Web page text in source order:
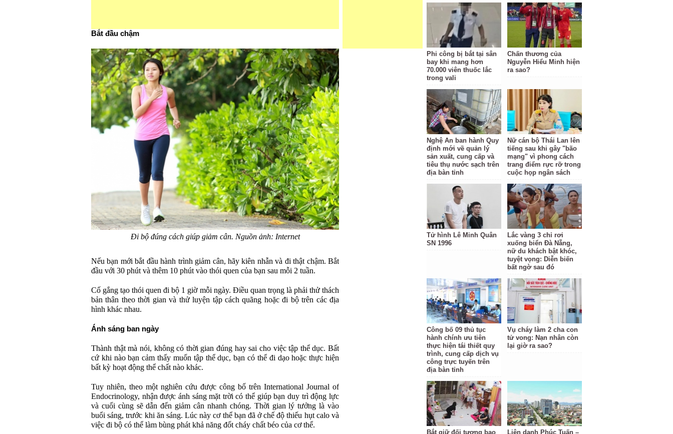
Bắt đầu chậm
Đi bộ đúng cách giúp giảm cân. Nguồn ảnh: Internet
Nếu bạn mới bắt đầu hành trình giảm cân, hãy kiên nhẫn và đi thật chậm. Bắt
đầu với 30 phút và thêm 10 phút vào thói quen của bạn sau mỗi 2 tuần.
Cố gắng tạo thói quen đi bộ 1 giờ mỗi ngày. Điều quan trọng là phải thử thách
bản thân theo thời gian và thử luyện tập cách quãng hoặc đi bộ trên các địa
hình khác nhau.
Ánh sáng ban ngày
Thành thật mà nói, không có thời gian đúng hay sai cho việc tập thể dục. Bất
cứ khi nào bạn cảm thấy muốn tập thể dục, bạn có thể đi dạo hoặc thực hiện
bất kỳ hoạt động thể chất nào khác.
Tuy nhiên, theo một nghiên cứu được công bố trên International Journal of
Endocrinology, nhận được ánh sáng mặt trời có thể giúp bạn duy trì động lực
và cuối cùng sẽ dẫn đến giảm cân nhanh chóng. Thời gian lý tưởng là vào
buổi sáng, trước khi ăn sáng. Lúc này cơ thể bạn đã ở chế độ thiếu hụt calo và
việc đi bộ có thể làm bùng phát khả năng đốt cháy chất béo của cơ thể.
Phi công bị bắt tại sân
bay khi mang hơn
70.000 viên thuốc lắc
trong vali
Chấn thương của
Nguyễn Hiểu Minh hiện
ra sao?
Nghệ An ban hành Quy
định mới về quản lý
sản xuất, cung cấp và
tiêu thụ nước sạch trên
địa bàn tỉnh
Nữ cán bộ Thái Lan lên
tiếng sau khi gây "bão
mạng" vì phong cách
trang điểm rực rỡ trong
cuộc họp ngân sách
Tử hình Lê Minh Quân
SN 1996
Lắc vàng 3 chỉ rơi
xuống biển Đà Nẵng,
nữ du khách bật khóc,
tuyệt vọng: Diễn biến
bất ngờ sau đó
Công bố 09 thủ tục
hành chính ưu tiên
thực hiện tái thiết quy
trình, cung cấp dịch vụ
công trực tuyến trên
địa bàn tỉnh
Vụ cháy làm 2 cha con
tử vong: Nạn nhân còn
lại giờ ra sao?
Bắt giữ đối tượng bạo
Liên danh Phúc Tuấn –